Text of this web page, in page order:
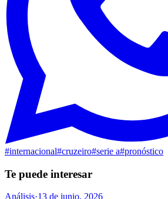
#internacional#cruzeiro#serie a#pronóstico
Te puede interesar
Análisis·13 de junio, 2026